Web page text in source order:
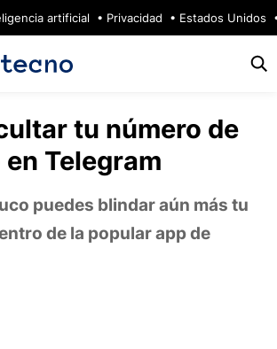
artificial Privacidad Estados Unidos
tu número de
Telegram
puedes blindar aún más tu
de la popular app de